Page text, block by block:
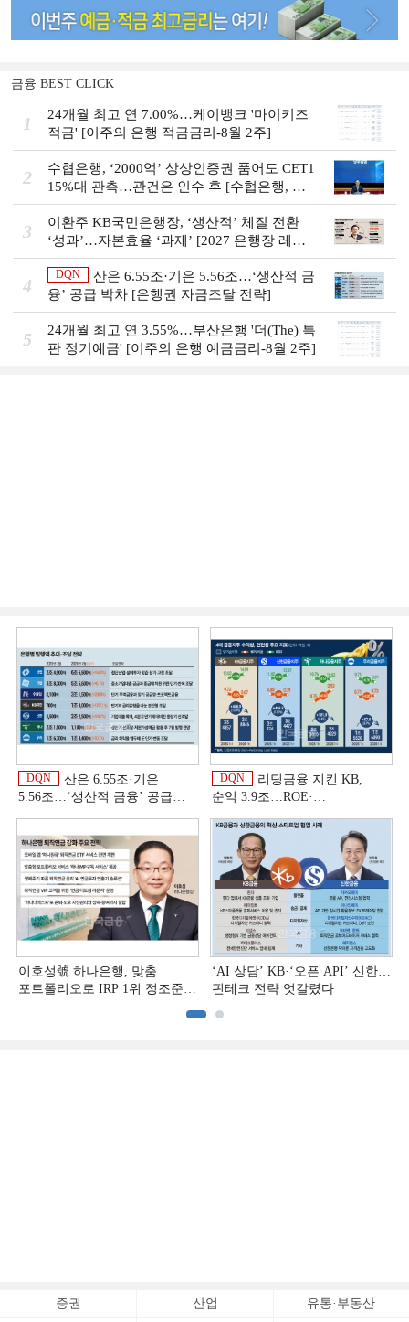
금융 BEST CLICK
1
24개월 최고 연 7.00%…케이뱅크 '마이키즈
적금' [이주의 은행 적금금리-8월 2주]
2
수협은행, ‘2000억’ 상상인증권 품어도 CET1
15%대 관측…관건은 인수 후 [수협은행, 금
융그룹의 꿈②]
3
이환주 KB국민은행장, ‘생산적’ 체질 전환
‘성과’…자본효율 ‘과제’ [2027 은행장 레이
스 개막]
4
DQN
산은 6.55조·기은 5.56조…‘생산적 금
융ʼ 공급 박차 [은행권 자금조달 전략]
5
24개월 최고 연 3.55%…부산은행 '더(The) 특
판 정기예금' [이주의 은행 예금금리-8월 2주]
DQN
산은 6.55조·기은
5.56조…‘생산적 금융ʼ 공급
DQN
리딩금융 지킨 KB,
순익 3.9조…ROE·
상반기 금융 리그테이블]
이호성號 하나은행, 맞춤
포트폴리오로 IRP 1위 정조준
‘AI 상담’ KB·‘오픈 API’ 신한…
핀테크 전략 엇갈렸다
증권 산업 유통·부동산